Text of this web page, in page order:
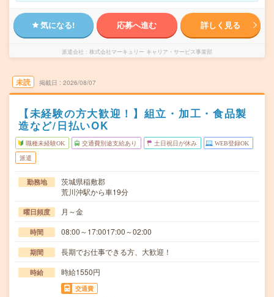
気になる! 応募へ進む 詳しく見る
派遣会社 株式会社マーキュリー キャリア・サービス事業部
未読 掲載日 2026/08/07
【未経験の方大歓迎！】組立・加工・食品製
造など/日払いOK
職種未経験OK 交通費別途支給あり 土日祝日が休み WEB登録OK
派遣
勤務地
茨城県稲敷郡
荒川沖駅から車19分
曜日頻度 月～金
時間 08:00～17:0017:00～02:00
期間 長期でお仕事できる方、大歓迎！
時給 時給1550円
交通費